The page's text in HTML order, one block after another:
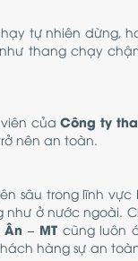
tự nhiên dừng,
thang chạy
viên củaCông ty
nên an toàn.
sâu trong lĩnh vực
ở nước ngoài.
– MTcũng luôn
hàng sự an